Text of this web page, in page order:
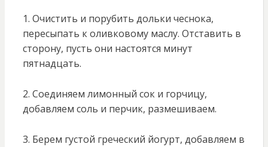
1. Очистить и порубить дольки чеснока,
пересыпать к оливковому маслу. Отставить в
сторону, пусть они настоятся минут
пятнадцать.
2. Соединяем лимонный сок и горчицу,
добавляем соль и перчик, размешиваем.
3. Берем густой греческий йогурт, добавляем в